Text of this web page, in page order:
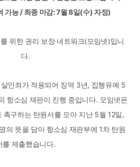
가능 / 최종 마감: 7월 8일(수) 자정)
위한 권리 보장 네트워크(모임넷)입니
다.
인죄가 적용되어 징역 3년, 집행유예 5
항소심 재판이 진행 중입니다. 모임넷은
구하는 탄원서를 모아 지난 5월 12일,
의 뜻을 담아 항소심 재판부에 1차 탄원
를 제출했습니다.